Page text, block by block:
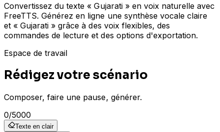
Convertissez du texte « Gujarati » en voix naturelle avec
FreeTTS. Générez en ligne une synthèse vocale claire
et « Gujarati » grâce à des voix flexibles, des
commandes de lecture et des options d'exportation.
Espace de travail
Rédigez votre scénario
Composer, faire une pause, générer.
0/5000
Texte en clair